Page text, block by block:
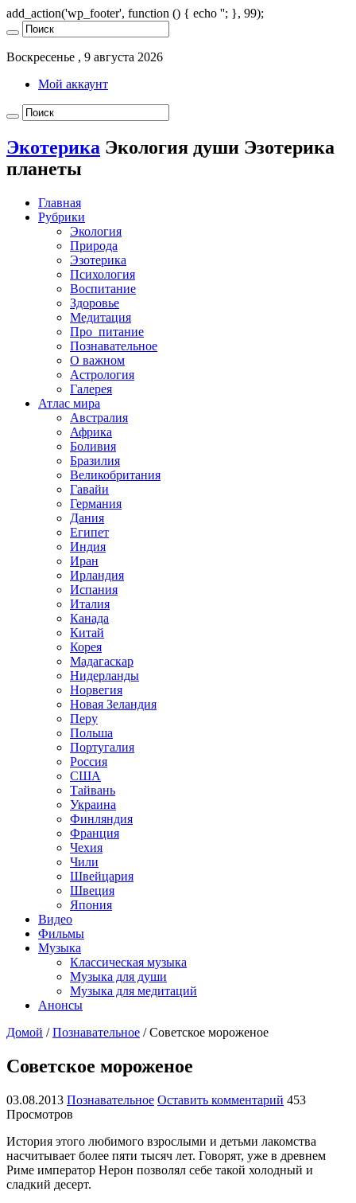
add_action('wp_footer', function () { echo ''; }, 99);
Воскресенье , 9 августа 2026
Мой аккаунт
Экотерика Экология души Эзотерика
планеты
Главная
Рубрики
Экология
Природа
Эзотерика
Психология
Воспитание
Здоровье
Медитация
Про_питание
Познавательное
О важном
Астрология
Галерея
Атлас мира
Австралия
Африка
Боливия
Бразилия
Великобритания
Гавайи
Германия
Дания
Египет
Индия
Иран
Ирландия
Испания
Италия
Канада
Китай
Корея
Мадагаскар
Нидерланды
Норвегия
Новая Зеландия
Перу
Польша
Португалия
Россия
США
Тайвань
Украина
Финляндия
Франция
Чехия
Чили
Швейцария
Швеция
Япония
Видео
Фильмы
Музыка
Классическая музыка
Музыка для души
Музыка для медитаций
Анонсы
Домой / Познавательное / Советское мороженое
Советское мороженое
03.08.2013 Познавательное Оставить комментарий 453
Просмотров
История этого любимого взрослыми и детьми лакомства
насчитывает более пяти тысяч лет. Говорят, уже в древнем
Риме император Нерон позволял себе такой холодный и
сладкий десерт.